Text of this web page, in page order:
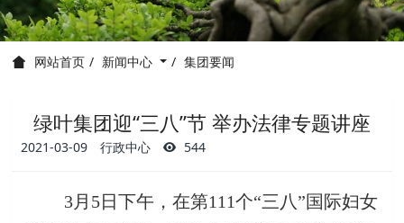
网站首页 新闻中心 集团要闻
绿叶集团迎“三八”节 举办法律专题讲座
2021-03-09 行政中心 544
3月5日下午，在第111个“三八”国际妇女